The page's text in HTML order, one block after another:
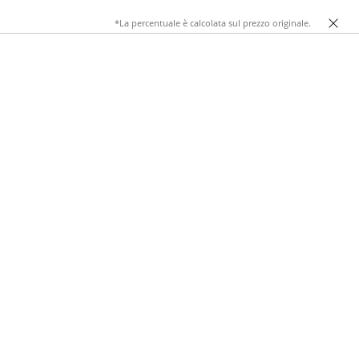
*La percentuale è calcolata sul prezzo originale.